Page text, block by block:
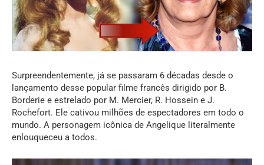
Surpreendentemente, já se passaram 6 décadas desde o
lançamento desse popular filme francês dirigido por B.
Borderie e estrelado por M. Mercier, R. Hossein e J.
Rochefort. Ele cativou milhões de espectadores em todo o
mundo. A personagem icônica de Angelique literalmente
enlouqueceu a todos.